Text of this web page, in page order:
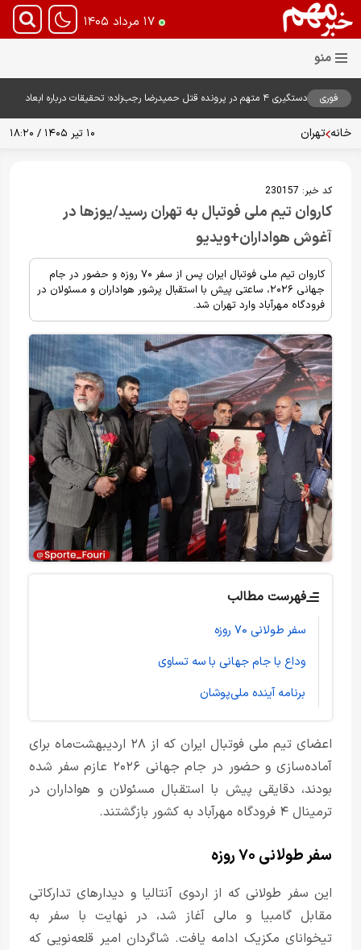
۱۷ مرداد ۱۴۰۵
فوری
دستگیری ۴ متهم در پرونده قتل حمیدرضا رجب‌زاده؛ تحقیقات درباره ابعاد
خانه تهران ۱۰ تیر ۱۴۰۵ / ۱۸:۲۰
کد خبر: 230157
کاروان تیم ملی فوتبال به تهران رسید/یوزها در
آغوش هواداران+ویدیو
کاروان تیم ملی فوتبال ایران پس از سفر ۷۰ روزه و حضور در جام
جهانی ۲۰۲۶، ساعتی پیش با استقبال پرشور هواداران و مسئولان در
فرودگاه مهرآباد وارد تهران شد.
فهرست مطالب
سفر طولانی ۷۰ روزه
وداع با جام جهانی با سه تساوی
برنامه آینده ملی‌پوشان
اعضای تیم ملی فوتبال ایران که از ۲۸ اردیبهشت‌ماه برای
آماده‌سازی و حضور در جام جهانی ۲۰۲۶ عازم سفر شده
بودند، دقایقی پیش با استقبال مسئولان و هواداران در
ترمینال ۴ فرودگاه مهرآباد به کشور بازگشتند.
سفر طولانی ۷۰ روزه
این سفر طولانی که از اردوی آنتالیا و دیدارهای تدارکاتی
مقابل گامبیا و مالی آغاز شد، در نهایت با سفر به
تیخوانای مکزیک ادامه یافت. شاگردان امیر قلعه‌نویی که